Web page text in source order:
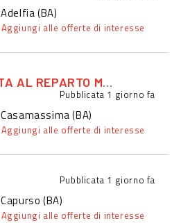
Adelfia (BA)
Aggiungi alle offerte di interesse
FIGURA ADDETTA AL REPARTO MACELLERIA
Pubblicata 1 giorno fa
Casamassima (BA)
Aggiungi alle offerte di interesse
Pubblicata 1 giorno fa
Capurso (BA)
Aggiungi alle offerte di interesse